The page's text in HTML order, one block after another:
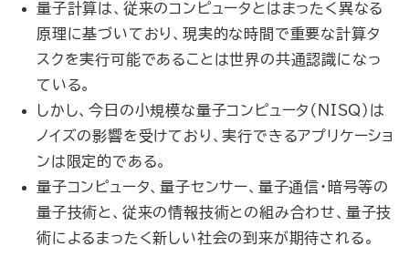
量子計算は、従来のコンピュータとはまったく異なる
原理に基づいており、現実的な時間で重要な計算タ
スクを実行可能であることは世界の共通認識になっ
ている。
しかし、今日の小規模な量子コンピュータ（NISQ）は
ノイズの影響を受けており、実行できるアプリケーショ
ンは限定的である。
量子コンピュータ、量子センサー、量子通信・暗号等の
量子技術と、従来の情報技術との組み合わせ、量子技
術によるまったく新しい社会の到来が期待される。